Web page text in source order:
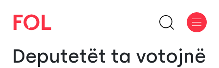
Deputetët ta votojnë